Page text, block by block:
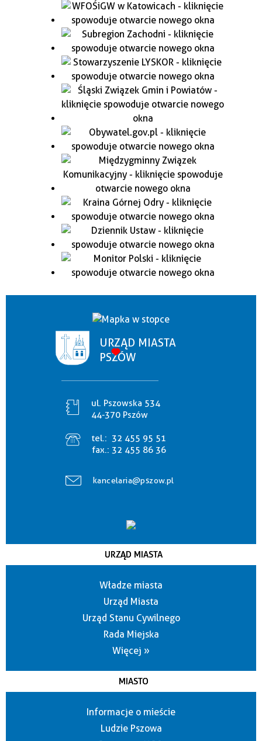
URZĄD MIASTA
PSZÓW
ul. Pszowska 534
44-370 Pszów
tel.: 32 455 95 51
fax.: 32 455 86 36
kancelaria@pszow.pl
URZĄD MIASTA
Władze miasta
Urząd Miasta
Urząd Stanu Cywilnego
Rada Miejska
Więcej »
MIASTO
Informacje o mieście
Ludzie Pszowa